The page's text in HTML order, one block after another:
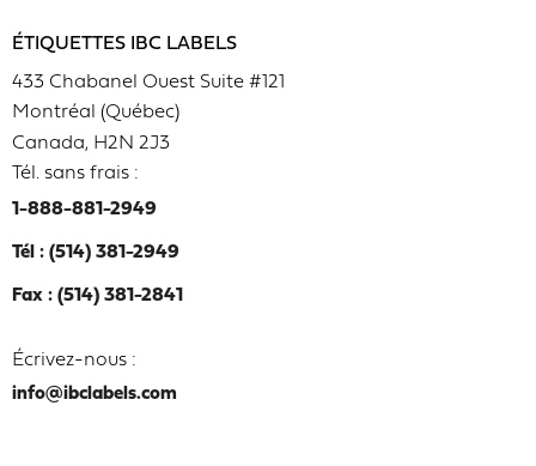
ÉTIQUETTES IBC LABELS
433 Chabanel Ouest Suite #121
Montréal (Québec)
Canada, H2N 2J3
Tél. sans frais :
1-888-881-2949
Tél : (514) 381-2949
Fax : (514) 381-2841
Écrivez-nous :
info@ibclabels.com